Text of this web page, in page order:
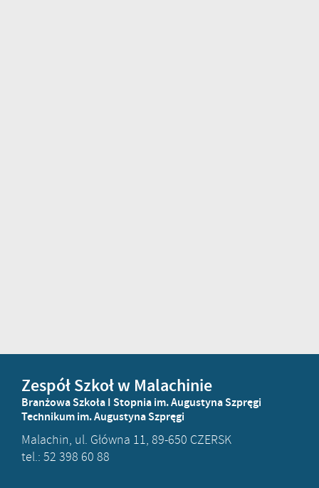
Zespół Szkoł w Malachinie
Branżowa Szkoła I Stopnia im. Augustyna Szpręgi
Technikum im. Augustyna Szpręgi
Malachin, ul. Główna 11, 89-650 CZERSK
tel.: 52 398 60 88